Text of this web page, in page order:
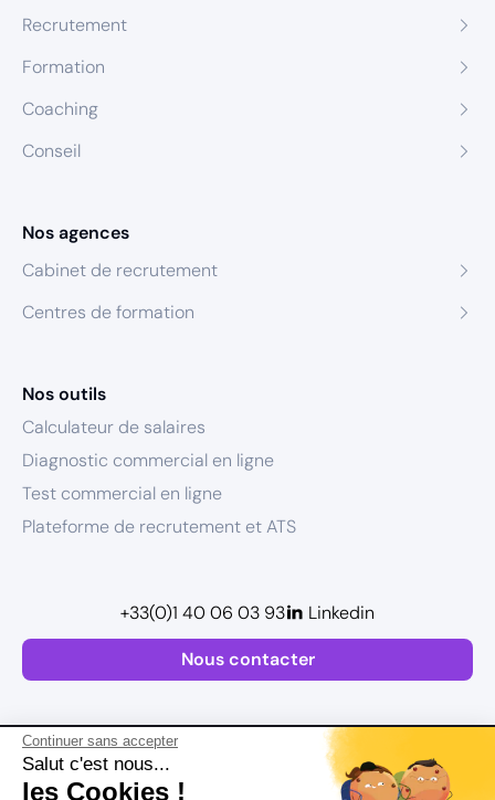
Continuer sans accepter
Salut c'est nous...
les Cookies !
Recrutement
Formation
Coaching
Conseil
Nos agences
Cabinet de recrutement
Centres de formation
Nos outils
Calculateur de salaires
Diagnostic commercial en ligne
Test commercial en ligne
Plateforme de recrutement et ATS
Nous contacter
+33(0)1 40 06 03 93 Linkedin